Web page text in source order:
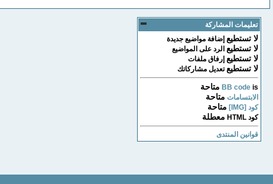
تعليمات المشاركة
لا تستطيع إضافة مواضيع جديدة
لا تستطيع الرد على المواضيع
لا تستطيع إرفاق ملفات
لا تستطيع تعديل مشاركاتك
BB code is متاحة
الابتسامات متاحة
كود [IMG] متاحة
كود HTML معطلة
قوانين المنتدى